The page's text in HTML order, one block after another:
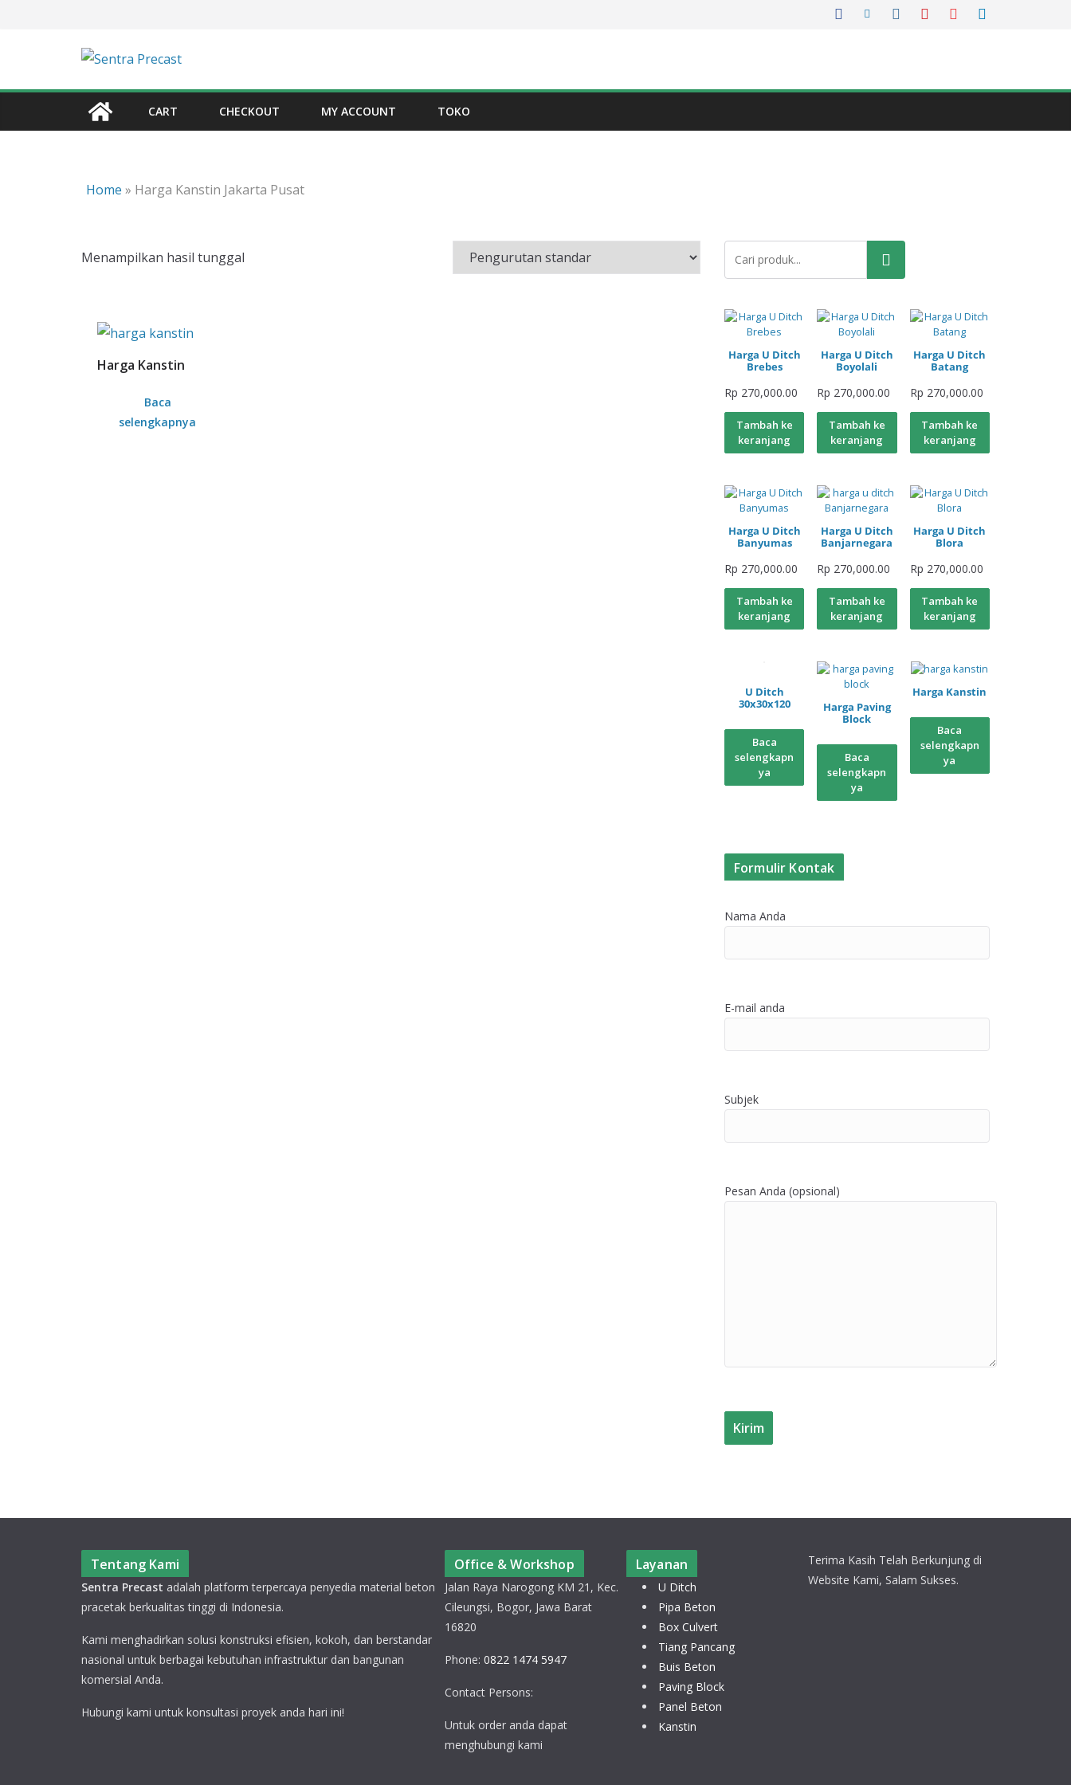
CART CHECKOUT MY ACCOUNT TOKO
Home » Harga Kanstin Jakarta Pusat
Menampilkan hasil tunggal
Harga Kanstin
Baca
selengkapnya
Pencarian
Harga U Ditch
Brebes
Rp 270,000.00
Tambah ke
keranjang
Harga U Ditch
Boyolali
Rp 270,000.00
Tambah ke
keranjang
Harga U Ditch
Batang
Rp 270,000.00
Tambah ke
keranjang
Harga U Ditch
Banyumas
Rp 270,000.00
Tambah ke
keranjang
Harga U Ditch
Banjarnegara
Rp 270,000.00
Tambah ke
keranjang
Harga U Ditch
Blora
Rp 270,000.00
Tambah ke
keranjang
U Ditch
30x30x120
Baca
selengkapn
ya
Harga Paving
Block
Baca
selengkapn
ya
Harga Kanstin
Baca
selengkapn
ya
Formulir Kontak
Nama Anda
E-mail anda
Subjek
Pesan Anda (opsional)
Tentang Kami
Sentra Precast adalah platform terpercaya penyedia material beton
pracetak berkualitas tinggi di Indonesia.
Kami menghadirkan solusi konstruksi efisien, kokoh, dan berstandar
nasional untuk berbagai kebutuhan infrastruktur dan bangunan
komersial Anda.
Hubungi kami untuk konsultasi proyek anda hari ini!
Office & Workshop
Jalan Raya Narogong KM 21, Kec.
Cileungsi, Bogor, Jawa Barat
16820
Phone: 0822 1474 5947
Contact Persons:
Untuk order anda dapat
menghubungi kami
Layanan
U Ditch
Pipa Beton
Box Culvert
Tiang Pancang
Buis Beton
Paving Block
Panel Beton
Kanstin
Terima Kasih Telah Berkunjung di
Website Kami, Salam Sukses.